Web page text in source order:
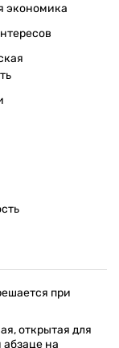
экономика
при
открытая для
на